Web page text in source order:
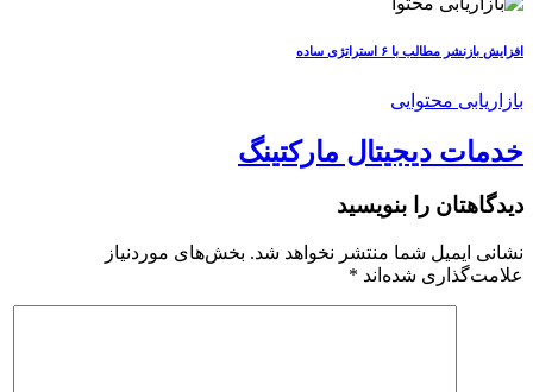
افزایش بازنشر مطالب با ۶ استراتژی ساده
بازاریابی محتوایی
خدمات دیجیتال مارکتینگ
دیدگاهتان را بنویسید
نشانی ایمیل شما منتشر نخواهد شد. بخش‌های موردنیاز
علامت‌گذاری شده‌اند *